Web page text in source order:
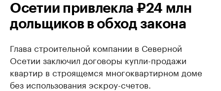
Осетии привлекла ₽24 млн
дольщиков в обход закона
Глава строительной компании в Северной
Осетии заключил договоры купли-продажи
квартир в строящемся многоквартирном доме
без использования эскроу-счетов.